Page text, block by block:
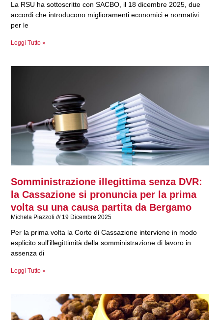
La RSU ha sottoscritto con SACBO, il 18 dicembre 2025, due
accordi che introducono miglioramenti economici e normativi
per le
Leggi Tutto »
Somministrazione illegittima senza DVR:
la Cassazione si pronuncia per la prima
volta su una causa partita da Bergamo
Michela Piazzoli 19 Dicembre 2025
Per la prima volta la Corte di Cassazione interviene in modo
esplicito sull’illegittimità della somministrazione di lavoro in
assenza di
Leggi Tutto »